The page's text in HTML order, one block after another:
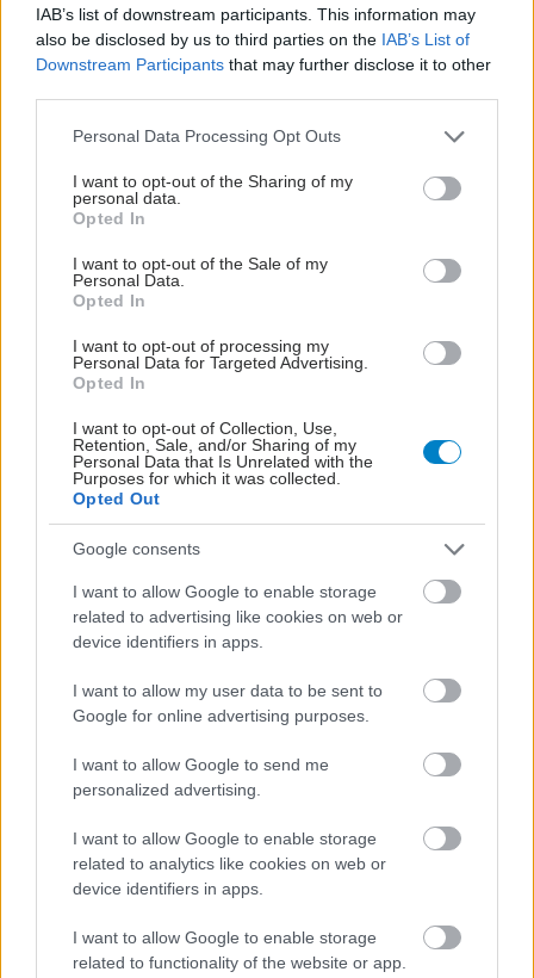
IAB’s list of downstream participants. This information may
also be disclosed by us to third parties on the IAB’s List of
Downstream Participants that may further disclose it to other
Please note that this website/app uses one or more Google
not limited to your visit or usage behaviour. You may click to
grant or deny consent to Google and its third-party tags to
use your data for below specified purposes in below Google
consent section.
Personal Data Processing Opt Outs
I want to opt-out of the Sharing of my
personal data.
Opted In
I want to opt-out of the Sale of my
Personal Data.
Opted In
I want to opt-out of processing my
Personal Data for Targeted Advertising.
Opted In
I want to opt-out of Collection, Use,
Retention, Sale, and/or Sharing of my
Personal Data that Is Unrelated with the
Purposes for which it was collected.
Opted Out
Google consents
I want to allow Google to enable storage
related to advertising like cookies on web or
device identifiers in apps.
I want to allow my user data to be sent to
Google for online advertising purposes.
I want to allow Google to send me
personalized advertising.
I want to allow Google to enable storage
related to analytics like cookies on web or
device identifiers in apps.
I want to allow Google to enable storage
related to functionality of the website or app.
ΜΠΕΙΤΕ ΣΤΗ ΣΥΖΗΤΗΣΗ
Loading...